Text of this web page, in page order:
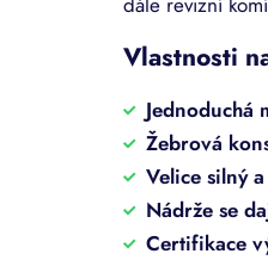
Vlastnosti
Jednoduchá
Žebrová
Velice silný
Nádrže se
Certifikace